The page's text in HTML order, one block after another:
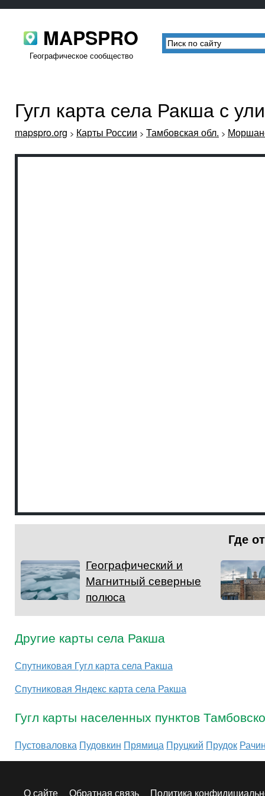
MAPSPRO
Географическое сообщество
Гугл карта села Ракша с
mapspro.org > Карты России > Тамбовская обл. >
Где
Географический и
Магнитный северные
полюса
Другие карты села Ракша
Спутниковая Гугл карта села Ракша
Спутниковая Яндекс карта села Ракша
Гугл карты населенных пунктов
Пустоваловка Пудовкин Прямица Пруцкий Прудок
О сайте Обратная связь Политика